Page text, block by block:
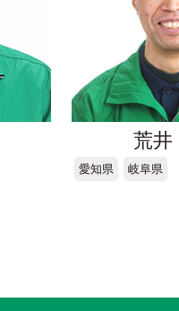
荒
愛知県 岐阜県